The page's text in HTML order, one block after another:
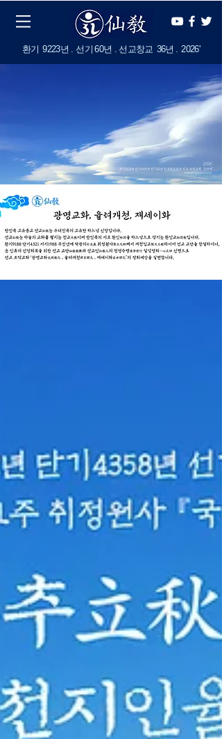
​환기 9223년 . 선기 60년 . 선교창교 36년 . 2026'